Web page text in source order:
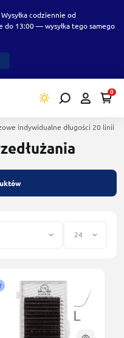
codziennie od
do 13:00 — wysyłka tego samego
0
indywidualne długości 20 linii